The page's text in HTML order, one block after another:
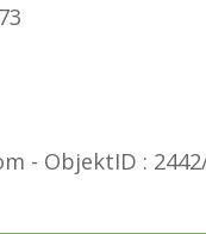
- ObjektID :